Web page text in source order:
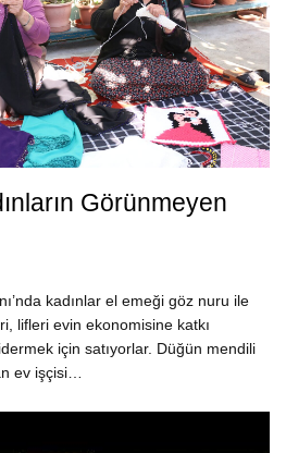
Görünmeyen
kadınlar el emeği göz nuru ile
lifleri evin ekonomisine katkı
için satıyorlar. Düğün mendili
ev işçisi…